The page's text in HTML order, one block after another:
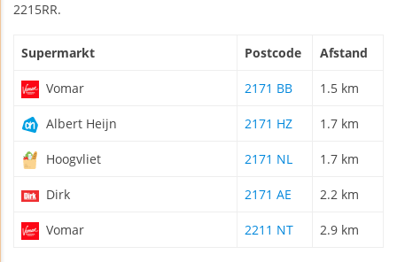
2215RR.
Supermarkt Postcode Afstand
Vomar 2171 BB 1.5 km
Albert Heijn 2171 HZ 1.7 km
Hoogvliet 2171 NL 1.7 km
Dirk 2171 AE 2.2 km
Vomar 2211 NT 2.9 km